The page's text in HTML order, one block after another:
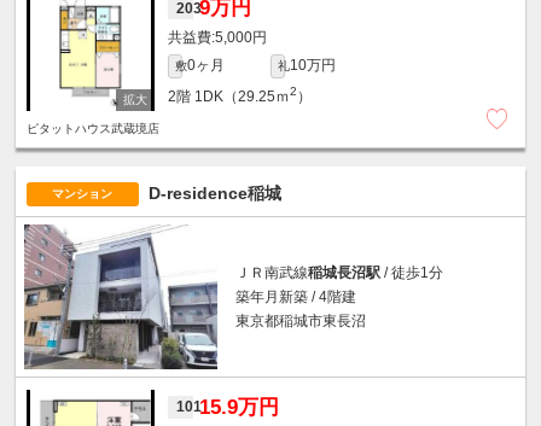
2039万円
5,000円
敷0ヶ月 礼10万円
2階 1DK（29.25ｍ2 ）
ピタットハウス武蔵境店
マンション D-residence稲城
ＪＲ南武線稲城長沼駅 / 徒歩1分
築年月新築 / 4階建
東京都稲城市東長沼
10115.9万円